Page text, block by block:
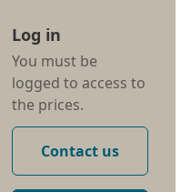
Log in
You must be
logged to access to
the prices.
Contact us